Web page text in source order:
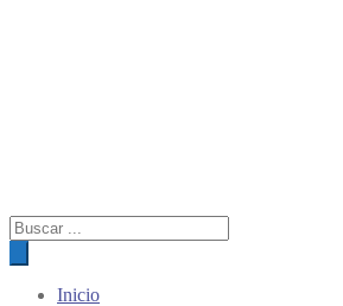
Búsqueda
de
productos
Inicio